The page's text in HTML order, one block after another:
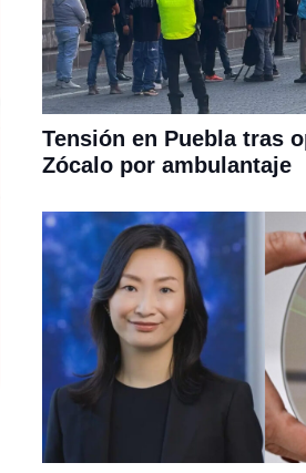
Tensión en Puebla tras
Zócalo por ambulantaje